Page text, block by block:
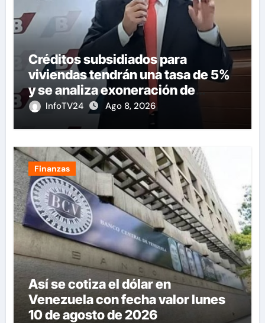
Créditos subsidiados para
viviendas tendrán una tasa de 5%
y se analiza exoneración de
aranceles
InfoTV24 Ago 8, 2026
Finanzas
Así se cotiza el dólar en
Venezuela con fecha valor lunes
10 de agosto de 2026